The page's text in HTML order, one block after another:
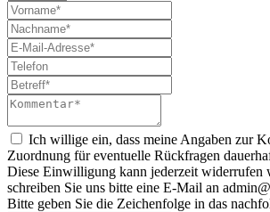
Ich willige ein, dass meine Angaben zur
Zuordnung für eventuelle Rückfragen
Diese Einwilligung kann jederzeit widerrufen
schreiben Sie uns bitte eine E-Mail an
Bitte geben Sie die Zeichenfolge in das